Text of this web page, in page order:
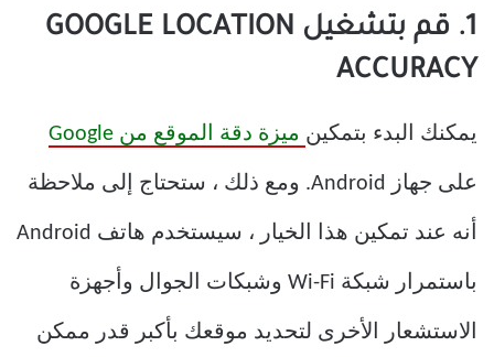
1. قم بتشغيل GOOGLE LOCATION
ACCURACY
يمكنك البدء بتمكين ميزة دقة الموقع من Google
على جهاز Android. ومع ذلك ، ستحتاج إلى ملاحظة
أنه عند تمكين هذا الخيار ، سيستخدم هاتف Android
باستمرار شبكة Wi-Fi وشبكات الجوال وأجهزة
الاستشعار الأخرى لتحديد موقعك بأكبر قدر ممكن